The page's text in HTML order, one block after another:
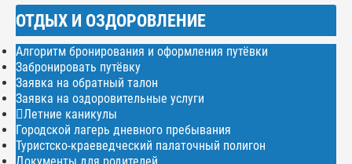
ОТДЫХ И ОЗДОРОВЛЕНИЕ
Алгоритм бронирования и оформления путёвки
Забронировать путёвку
Заявка на обратный талон
Заявка на оздоровительные услуги
Летние каникулы
Городской лагерь дневного пребывания
Туристско-краеведческий палаточный полигон